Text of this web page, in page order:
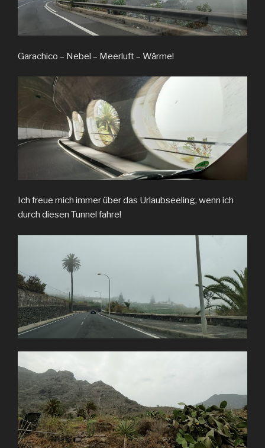
Garachico – Nebel – Meerluft – Wärme!
Ich freue mich immer über das Urlaubseeling, wenn ich
durch diesen Tunnel fahre!